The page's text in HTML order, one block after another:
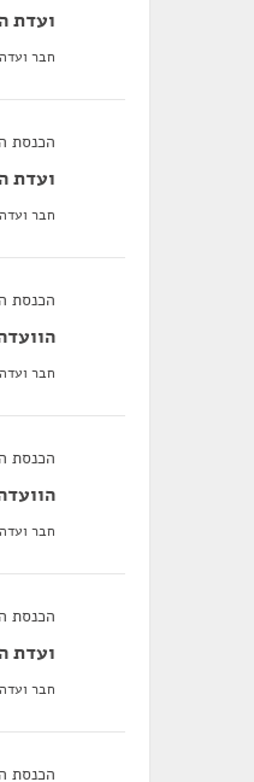
ועדת
חבר ועדה
הכנסת ה-20 מ-26/07/2017 עד
ועדת
חבר ועדה
הכנסת ה-20 מ-04/05/2017 עד
חבר ועדה
הכנסת ה-20 מ-25/04/2017 עד
חבר ועדה
הכנסת ה-20 מ-06/04/2017 עד
ועדת
חבר ועדה
הכנסת ה-20 מ-21/02/2017 עד